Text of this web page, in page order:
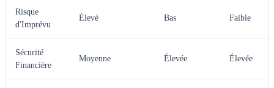
Risque
d'Imprévu
Élevé Bas Faible
Sécurité
Financière
Moyenne Élevée Élevée